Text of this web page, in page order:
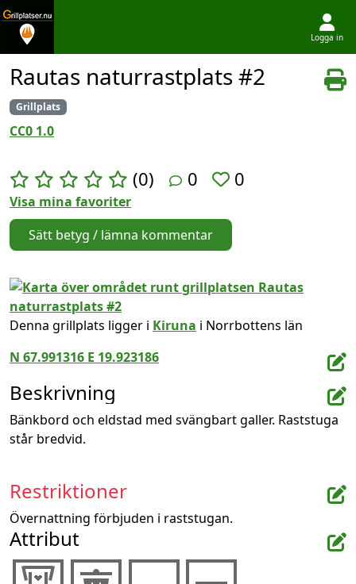
Logga in
Rautas naturrastplats #2
Grillplats
CC0 1.0
(0) 0 0
Visa mina favoriter
Sätt betyg / lämna kommentar
Denna grillplats ligger i Kiruna i Norrbottens län
N 67.991316 E 19.923186
Beskrivning
Bänkbord och eldstad med svängbart galler. Raststuga
står bredvid.
Restriktioner
Övernattning förbjuden i raststugan.
Attribut